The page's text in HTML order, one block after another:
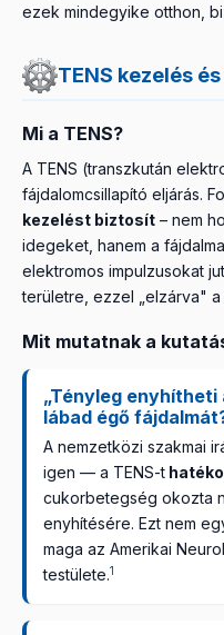
ezek mindegyike otthon,
TENS kezelés
Mi a TENS?
A TENS (transzkután
fájdalomcsillapító eljárás.
kezelést biztosít – nem
idegeket, hanem a
elektromos impulzusokat
területre, ezzel „elzárva"
Mit mutatnak a
„Tényleg enyhítheti
lábad égő
A nemzetközi szakmai
igen — a TENS-t
cukorbetegség okozta
enyhítésére. Ezt nem
maga az Amerikai
testülete.1